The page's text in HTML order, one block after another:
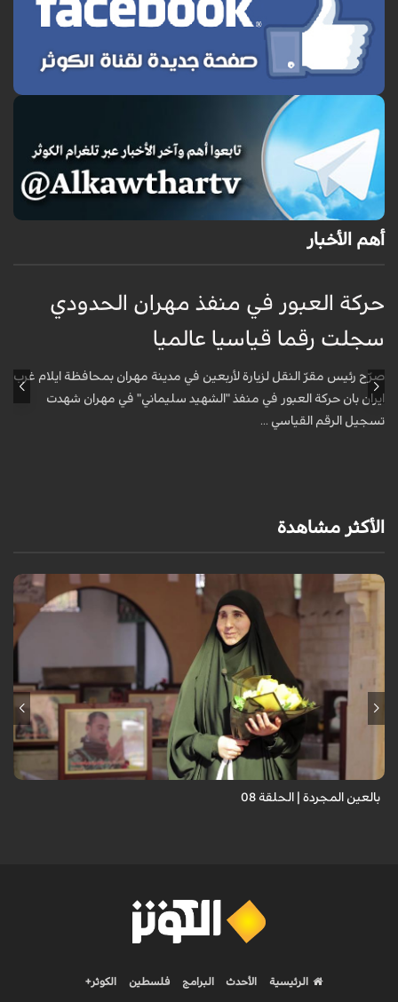
أهم الأخبار
حركة العبور في منفذ مهران الحدودي
سجلت رقما قياسيا عالميا
صرّح رئيس مقرّ النقل لزيارة لأربعين في مدينة مهران بمحافظة ايلام غرب
ايران بان حركة العبور في منفذ "الشهيد سليماني" في مهران شهدت
تسجيل الرقم القياسي ...
الأكثر مشاهدة
برنامج "بالعين المجردة" هو توثيق إنسانيٌّ شجاعٌ للحياة تحت وطأة الحرب،
حيث نستمع فيه إلى شهاداتٍ حيّةٍ لأشخاص عايشوا التفجيرات والدمار، فنرى
بعيونهم ت...
بالعين المجردة | الحلقة 08
الرئيسية الأحدث البرامج فلسطين الكوثر+